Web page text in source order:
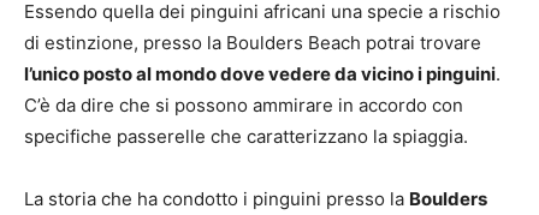
Essendo quella dei pinguini africani una specie a rischio
di estinzione, presso la Boulders Beach potrai trovare
l’unico posto al mondo dove vedere da vicino i pinguini.
C’è da dire che si possono ammirare in accordo con
specifiche passerelle che caratterizzano la spiaggia.
La storia che ha condotto i pinguini presso la Boulders